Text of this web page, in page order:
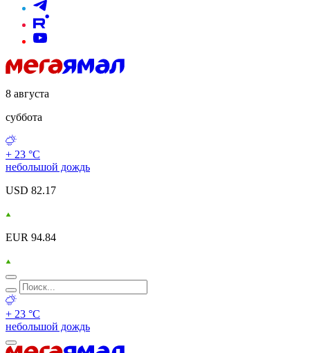
8 августа
суббота
+ 23 °С
небольшой дождь
USD 82.17
EUR 94.84
+ 23 °С
небольшой дождь